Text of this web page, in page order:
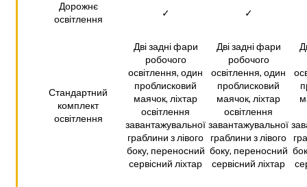
Дорожнє
освітлення
✓ ✓
Стандартний
комплект
освітлення
Дві задні фари
робочого
освітлення, один
проблисковий
маячок, ліхтар
освітлення
завантажувальної
граблини з лівого
боку, переносний
сервісний ліхтар
Дві задні фари
робочого
освітлення, один
проблисковий
маячок, ліхтар
освітлення
завантажувальної
граблини з лівого
боку, переносний
сервісний ліхтар